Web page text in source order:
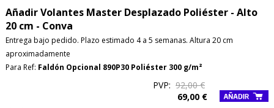
Añadir Volantes Master Desplazado Poliéster - Alto
20 cm - Conva
Entrega bajo pedido. Plazo estimado 4 a 5 semanas. Altura 20 cm
aproximadamente
Para Ref: Faldón Opcional 890P30 Poliéster 300 g/m²
PVP: 92,00 €
69,00 €